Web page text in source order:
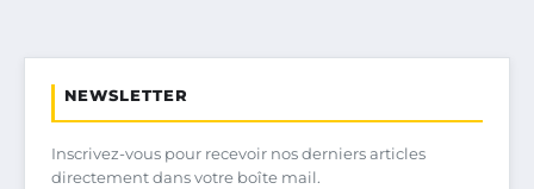
NEWSLETTER
Inscrivez-vous pour recevoir nos derniers articles
directement dans votre boîte mail.